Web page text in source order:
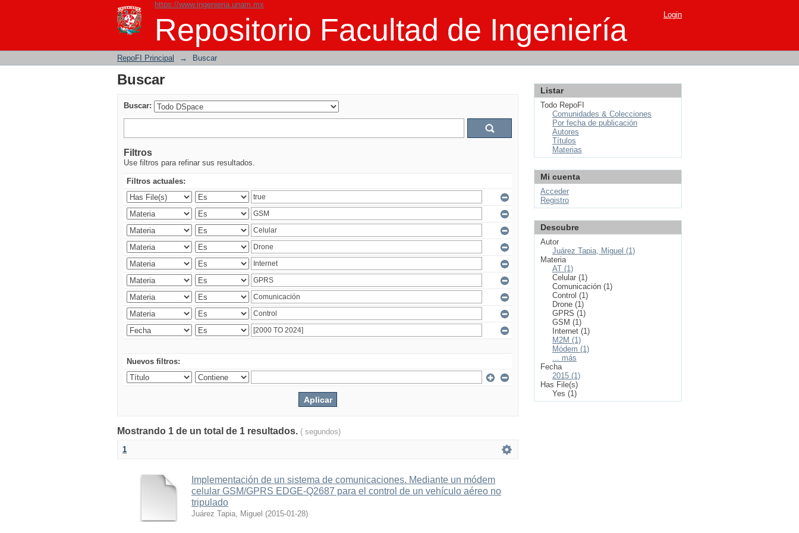
https://www.ingenieria.unam.mx
Repositorio Facultad de Ingeniería
Buscar Login
RepoFI Principal → Buscar
Buscar
Buscar:
Filtros
Use filtros para refinar sus resultados.
Filtros actuales:
Nuevos filtros:
Mostrando 1 de un total de 1 resultados. ( segundos)
1
Implementación de un sistema de comunicaciones. Mediante un módem
celular GSM/GPRS EDGE-Q2687 para el control de un vehículo aéreo no
tripulado
Juárez Tapia, Miguel (2015-01-28)
Listar
Todo RepoFI
Comunidades & Colecciones
Por fecha de publicación
Autores
Títulos
Materias
Mi cuenta
Acceder
Registro
Descubre
Autor
Juárez Tapia, Miguel (1)
Materia
AT (1)
Celular (1)
Comunicación (1)
Control (1)
Drone (1)
GPRS (1)
GSM (1)
Internet (1)
M2M (1)
Módem (1)
... más
Fecha
2015 (1)
Has File(s)
Yes (1)